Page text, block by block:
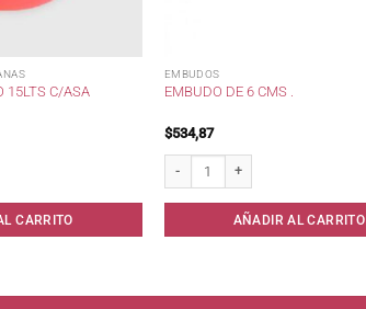
15LTS C/ASA
CARRITO
EMBUDOS
EMBUDO DE 6 CMS .
$534,87
AÑADIR AL CARRITO